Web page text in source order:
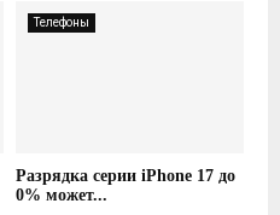
Телефоны
Разрядка серии iPhone 17 до
0% может...